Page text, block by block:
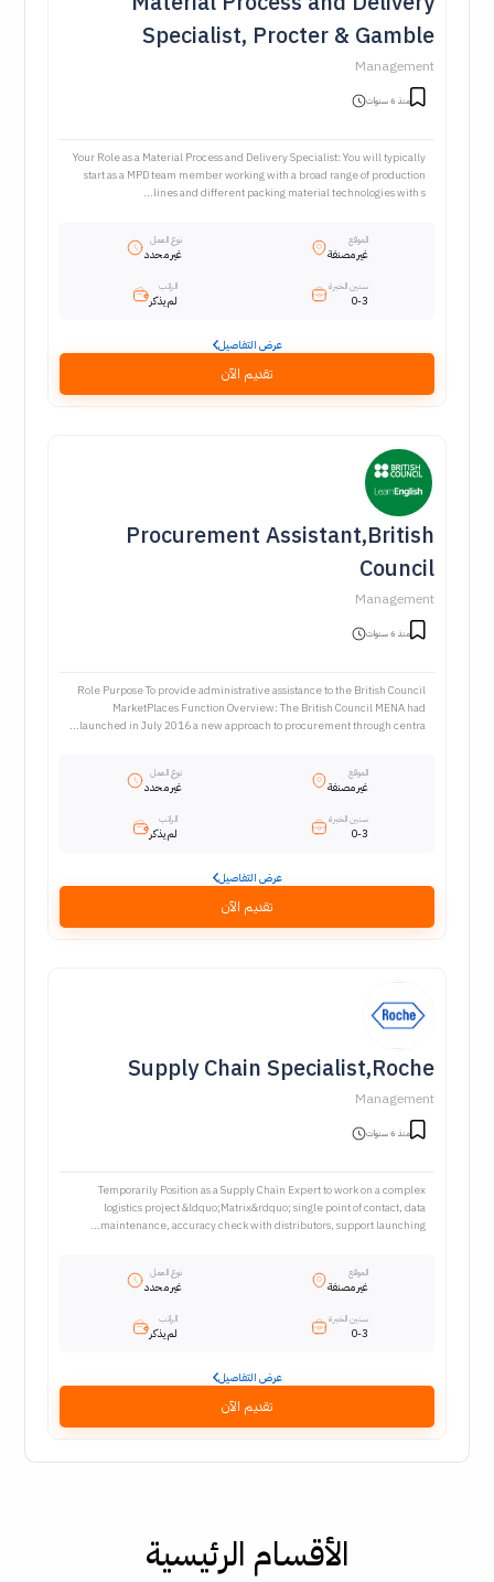
Specialist, Procter & Gamble
Management
منذ 6 سنوات
Your Role as a Material Process and Delivery Specialist: You will typically
start as a MPD team member working with a broad range of production
lines and different packing material technologies with s...
الموقع
غير مصنفة
نوع العمل
غير محدد
سنين الخبرة
0-3
الراتب
لم يذكر
عرض التفاصيل
تقديم الآن
Procurement Assistant,British
Council
Management
منذ 6 سنوات
Role Purpose To provide administrative assistance to the British Council
MarketPlaces Function Overview: The British Council MENA had
launched in July 2016 a new approach to procurement through centra...
الموقع
غير مصنفة
نوع العمل
غير محدد
سنين الخبرة
0-3
الراتب
لم يذكر
عرض التفاصيل
تقديم الآن
Supply Chain Specialist,Roche
Management
منذ 6 سنوات
Temporarily Position as a Supply Chain Expert to work on a complex
logistics project &ldquo;Matrix&rdquo; single point of contact, data
maintenance, accuracy check with distributors, support launching...
الموقع
غير مصنفة
نوع العمل
غير محدد
سنين الخبرة
0-3
الراتب
لم يذكر
عرض التفاصيل
تقديم الآن
الأقسام الرئيسية